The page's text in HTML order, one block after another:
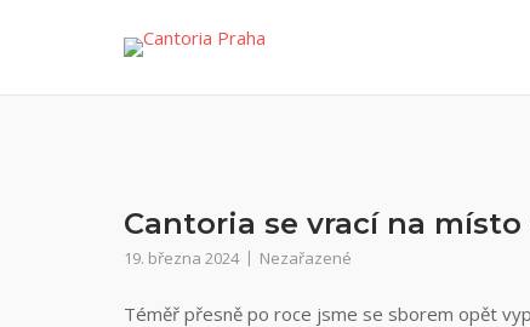
Cantoria se vrací na
19. března 2024 Nezařazené
Téměř přesně po roce jsme se sborem opět